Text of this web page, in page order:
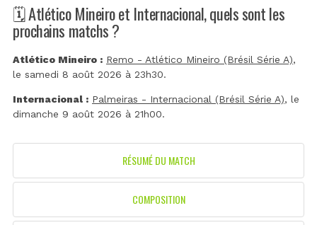
🗓️ Atlético Mineiro et Internacional, quels sont les
prochains matchs ?
Atlético Mineiro : Remo - Atlético Mineiro (Brésil Série A),
le samedi 8 août 2026 à 23h30.
Internacional : Palmeiras - Internacional (Brésil Série A), le
dimanche 9 août 2026 à 21h00.
RÉSUMÉ DU MATCH
COMPOSITION